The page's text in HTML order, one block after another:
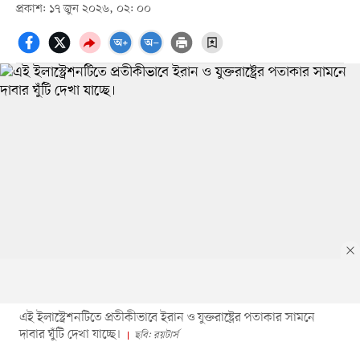
প্রকাশ: ১৭ জুন ২০২৬, ০২: ০০
এই ইলাস্ট্রেশনটিতে প্রতীকীভাবে ইরান ও যুক্তরাষ্ট্রের পতাকার সামনে
দাবার ঘুঁটি দেখা যাচ্ছে।
ছবি: রয়টার্স